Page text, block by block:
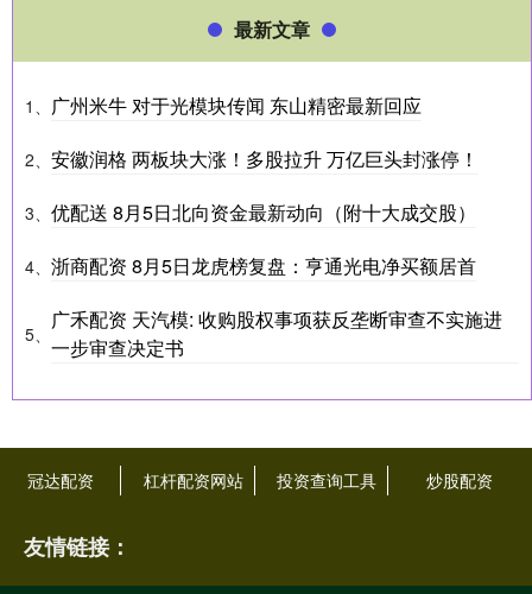
最新文章
1、 广州米牛 对于光模块传闻 东山精密最新回应
2、 安徽润格 两板块大涨！多股拉升 万亿巨头封涨停！
3、 优配送 8月5日北向资金最新动向（附十大成交股）
4、 浙商配资 8月5日龙虎榜复盘：亨通光电净买额居首
5、
广禾配资 天汽模: 收购股权事项获反垄断审查不实施进
一步审查决定书
冠达配资 杠杆配资网站 投资查询工具 炒股配资
友情链接：